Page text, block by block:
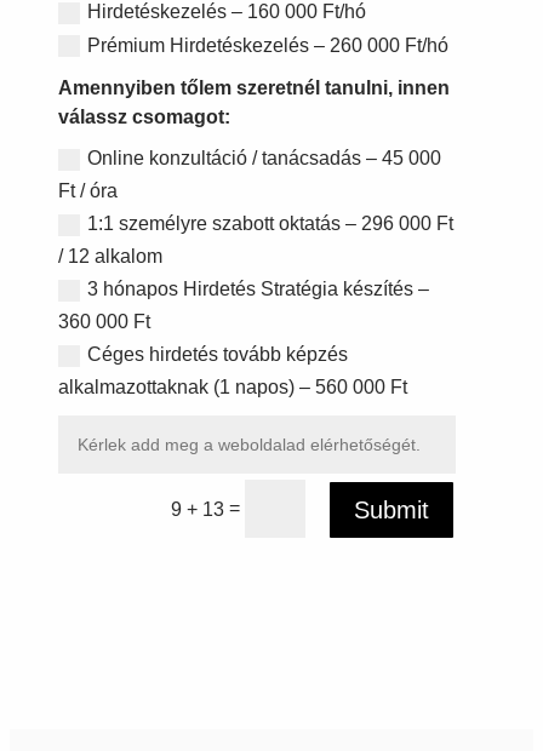
Hirdetéskezelés – 160 000 Ft/hó
Prémium Hirdetéskezelés – 260 000 Ft/hó
Amennyiben tőlem szeretnél tanulni, innen
válassz csomagot:
Online konzultáció / tanácsadás – 45 000
Ft / óra
1:1 személyre szabott oktatás – 296 000 Ft
/ 12 alkalom
3 hónapos Hirdetés Stratégia készítés –
360 000 Ft
Céges hirdetés tovább képzés
alkalmazottaknak (1 napos) – 560 000 Ft
9 + 13 = Submit